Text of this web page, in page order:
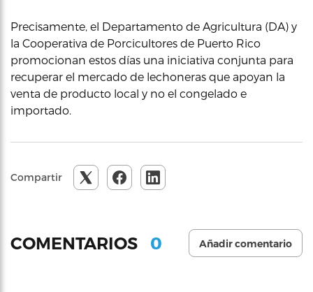
Precisamente, el Departamento de Agricultura (DA) y
la Cooperativa de Porcicultores de Puerto Rico
promocionan estos días una iniciativa conjunta para
recuperar el mercado de lechoneras que apoyan la
venta de producto local y no el congelado e
importado.
Compartir
COMENTARIOS 0 Añadir comentario